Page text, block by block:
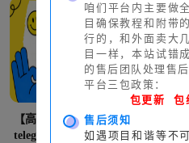
【高端精品】外面收费2888的
telegram链TON嗅探掘金项目，
咱们平台内主要做
目确保教程和附带
行的，和外面卖大
目一样，本站试错
的售后团队处理售
平台三包政策：
包更新 包
售后须知
如遇项目和谐等不